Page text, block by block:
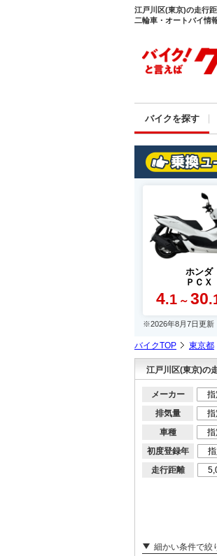
江戸川区(東京)の走行
二輪車・オートバイ情
バイクを探す
ホンダ
ＰＣＸ
4.1 ～ 30
※2026年8月7日更新
バイクTOP 東京都
江戸川区(東京)の
メーカー
排気量
車種
初度登録年
走行距離
細かい条件で絞